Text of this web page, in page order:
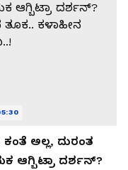
ಅಲ್ಲ, ದುರಂತ
ಆಗ್ಬಿಟ್ರಾ ದರ್ಶನ್?